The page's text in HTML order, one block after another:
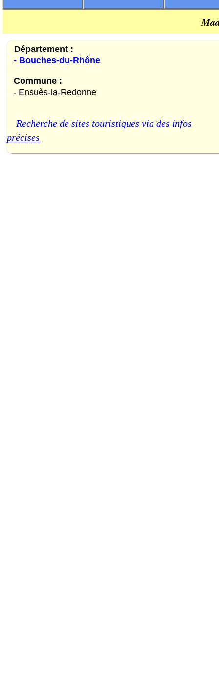
Département :
- Bouches-du-Rhône
Commune :
- Ensuès-la-Redonne
Recherche de sites touristiques via des infos
précises